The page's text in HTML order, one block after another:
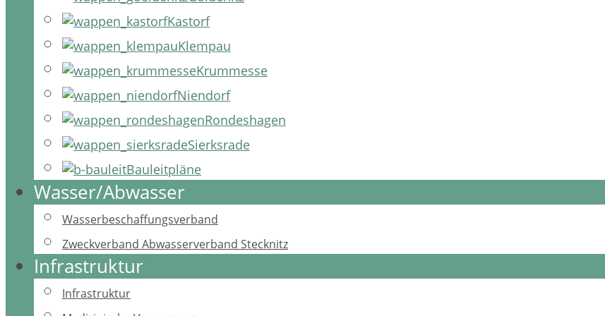
Kastorf
Klempau
Krummesse
Niendorf
Rondeshagen
Sierksrade
Bauleitpläne
Wasser/Abwasser
Wasserbeschaffungsverband
Zweckverband Abwasserverband Stecknitz
Infrastruktur
Infrastruktur